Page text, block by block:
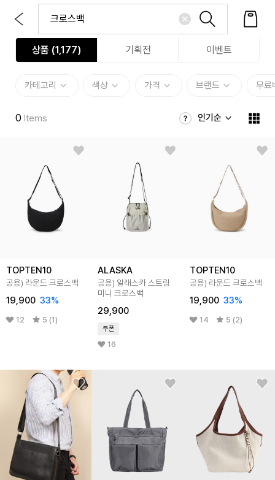
상품 (1,177) 기획전 이벤트
카테고리 색상 가격 브랜드 무료
0 Items 인기순
TOPTEN10
공용) 라운드 크로스백
19,900 33%
12 5 (1)
ALASKA
공용) 알래스카 스트링
미니 크로스백
29,900
쿠폰
16
TOPTEN10
공용) 라운드 크로스백
19,900 33%
14 5 (2)